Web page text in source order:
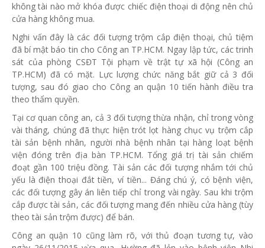
không tài nào mở khóa được chiếc điện thoại di động nên chủ
cửa hàng không mua.
Nghi vấn đây là các đối tượng trộm cắp điện thoại, chủ tiệm
đã bí mật báo tin cho Công an TP.HCM. Ngay lập tức, các trinh
sát của phòng CSĐT Tội phạm về trật tự xã hội (Công an
TP.HCM) đã có mặt. Lực lượng chức năng bắt giữ cả 3 đối
tượng, sau đó giao cho Công an quận 10 tiến hành điều tra
theo thẩm quyền.
Tại cơ quan công an, cả 3 đối tượng thừa nhận, chỉ trong vòng
vài tháng, chúng đã thực hiện trót lọt hàng chục vụ trộm cắp
tài sản bệnh nhân, người nhà bệnh nhân tại hàng loạt bệnh
viện đóng trên địa bàn TP.HCM. Tổng giá trị tài sản chiếm
đoạt gần 100 triệu đồng. Tài sản các đối tượng nhắm tới chủ
yếu là điện thoại đắt tiền, ví tiền... Đáng chú ý, có bệnh viện,
các đối tượng gây án liên tiếp chỉ trong vài ngày. Sau khi trộm
cắp được tài sản, các đối tượng mang đến nhiều cửa hàng (tùy
theo tài sản trộm được) để bán.
Công an quận 10 cũng làm rõ, với thủ đoạn tương tự, vào